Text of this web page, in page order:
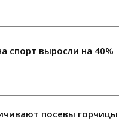
спорт выросли на 40%
посевы горчицы